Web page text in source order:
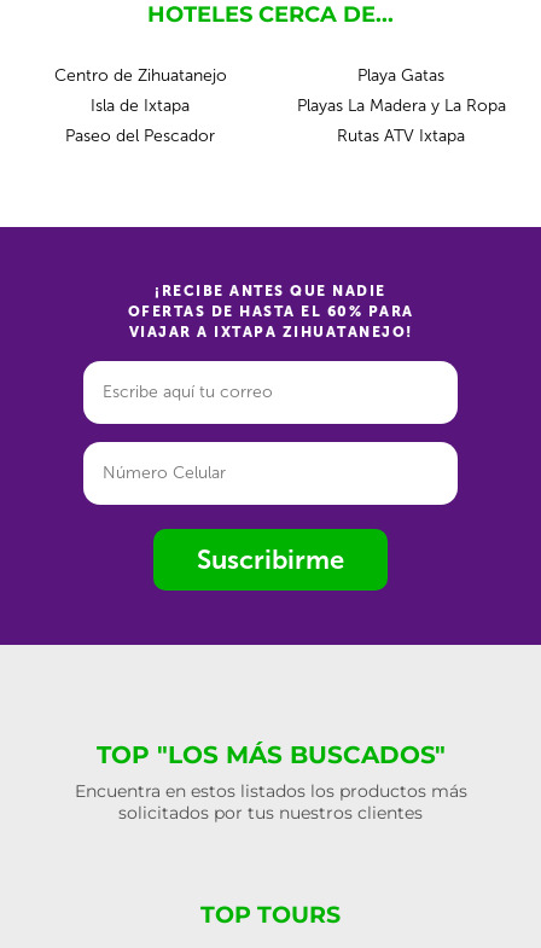
HOTELES CERCA DE...
Centro de Zihuatanejo
Isla de Ixtapa
Paseo del Pescador
Playa Gatas
Playas La Madera y La Ropa
Rutas ATV Ixtapa
¡RECIBE ANTES QUE NADIE
OFERTAS DE HASTA EL 60% PARA
VIAJAR A IXTAPA ZIHUATANEJO!
Suscribirme
TOP "LOS MÁS BUSCADOS"
Encuentra en estos listados los productos más
solicitados por tus nuestros clientes
TOP TOURS